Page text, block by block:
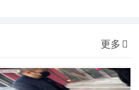
更多